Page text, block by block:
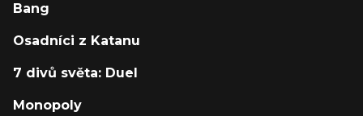
Bang
Osadníci z Katanu
7 divů světa: Duel
Monopoly